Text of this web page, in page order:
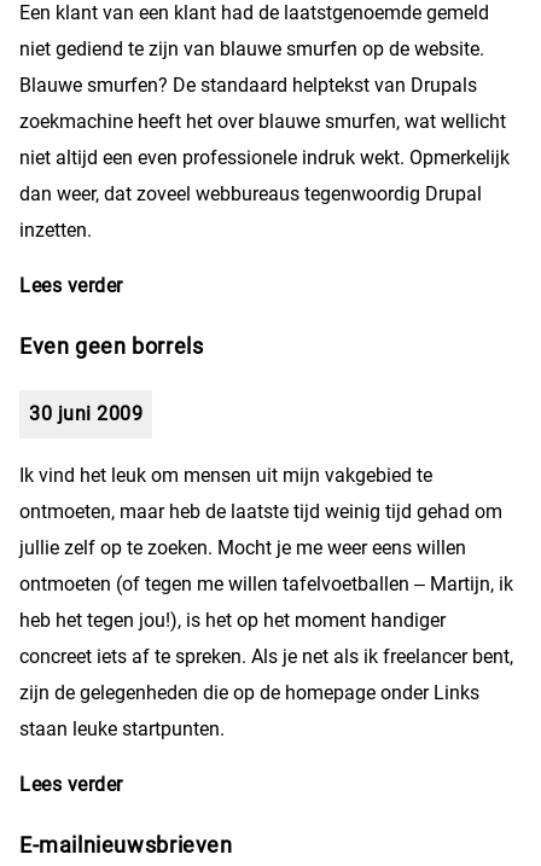
Een klant van een klant had de laatstgenoemde gemeld
niet gediend te zijn van blauwe smurfen op de website.
Blauwe smurfen? De standaard helptekst van Drupals
zoekmachine heeft het over blauwe smurfen, wat wellicht
niet altijd een even professionele indruk wekt. Opmerkelijk
dan weer, dat zoveel webbureaus tegenwoordig Drupal
inzetten.
Lees verderover Blauwe smurfen
Even geen borrels
30 juni 2009
Ik vind het leuk om mensen uit mijn vakgebied te
ontmoeten, maar heb de laatste tijd weinig tijd gehad om
jullie zelf op te zoeken. Mocht je me weer eens willen
ontmoeten (of tegen me willen tafelvoetballen – Martijn, ik
heb het tegen jou!), is het op het moment handiger
concreet iets af te spreken. Als je net als ik freelancer bent,
zijn de gelegenheden die op de homepage onder Links
staan leuke startpunten.
Lees verderover Even geen borrels
E-mailnieuwsbrieven